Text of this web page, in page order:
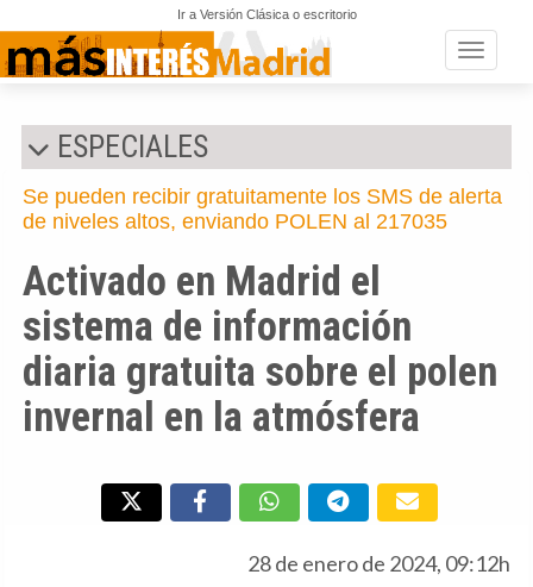
Ir a Versión Clásica o escritorio
Toggle
ESPECIALES
Se pueden recibir gratuitamente los SMS de alerta
de niveles altos, enviando POLEN al 217035
Activado en Madrid el
sistema de información
diaria gratuita sobre el polen
invernal en la atmósfera
28 de enero de 2024, 09:12h